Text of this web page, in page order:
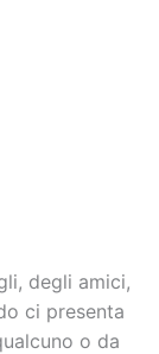
degli amici,
ci presenta
o da